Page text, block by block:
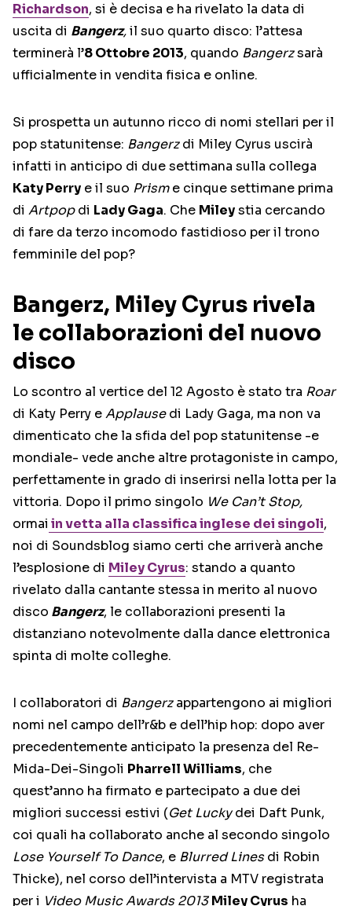
Richardson, si è decisa e ha rivelato la data di
uscita di Bangerz,il suo quarto disco: l’attesa
terminerà l’8 Ottobre 2013, quando Bangerzsarà
ufficialmente in vendita fisica e online.
Si prospetta un autunno ricco di nomi stellari per il
pop statunitense: Bangerzdi Miley Cyrus uscirà
infatti in anticipo di due settimana sulla collega
Katy Perry e il suo Prisme cinque settimane prima
di Artpopdi Lady Gaga. Che Mileystia cercando
di fare da terzo incomodo fastidioso per il trono
femminile del pop?
Bangerz, Miley Cyrus rivela
le collaborazioni del nuovo
disco
Lo scontro al vertice del 12 Agosto è stato tra Roar
di Katy Perry eApplausedi Lady Gaga, ma non va
dimenticato che la sfida del pop statunitense -e
mondiale- vede anche altre protagoniste in campo,
perfettamente in grado di inserirsi nella lotta per la
vittoria. Dopo il primo singolo We Can’t Stop,
ormai in vetta alla classifica inglese dei singoli,
noi di Soundsblog siamo certi che arriverà anche
l’esplosione di Miley Cyrus: stando a quanto
rivelato dalla cantante stessa in merito al nuovo
disco Bangerz, le collaborazioni presenti la
distanziano notevolmente dalla dance elettronica
spinta di molte colleghe.
I collaboratori di Bangerzappartengono ai migliori
nomi nel campo dell’r&b e dell’hip hop: dopo aver
precedentemente anticipato la presenza del Re-
Mida-Dei-Singoli Pharrell Williams, che
quest’anno ha firmato e partecipato a due dei
migliori successi estivi (Get Luckydei Daft Punk,
coi quali ha collaborato anche al secondo singolo
Lose Yourself To Dance, e Blurred Linesdi Robin
Thicke), nel corso dell’intervista a MTV registrata
per i Video Music Awards 2013 Miley Cyrus ha